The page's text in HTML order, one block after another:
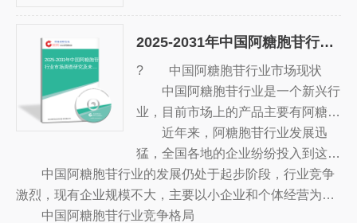
2025-2031年中国阿糖胞苷
行业市场调查研究及未来
2025-2031年中国阿糖胞苷行业市场调查研究及未来趋势预测报告
? 中国阿糖胞苷行业市场现状
中国阿糖胞苷行业是一个新兴行
业，目前市场上的产品主要有阿糖胞
苷、半乳糖胞苷和其他类别的产品。
其中，阿糖胞苷是一种常用的可溶性
多糖，它含有糖醛、糖苷、糖类酶以
及其他糖类成分，具有生物活性和抗
氧化作用，可广泛应用于医药和化妆
近年来，阿糖胞苷行业发展迅
猛，全国各地的企业纷纷投入到这个
行业，阿糖胞苷的年产量从2014年
的100多吨激增至2017年的8000多
吨，行业发展迅猛，经济效益显著。
中国阿糖胞苷行业的发展仍处于起步阶段，行业竞争
激烈，现有企业规模不大，主要以小企业和个体经营为
主，市场分散，形成了一定的竞争格局。
中国阿糖胞苷行业竞争格局